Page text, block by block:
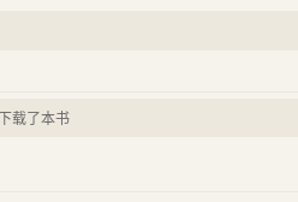
载了本书